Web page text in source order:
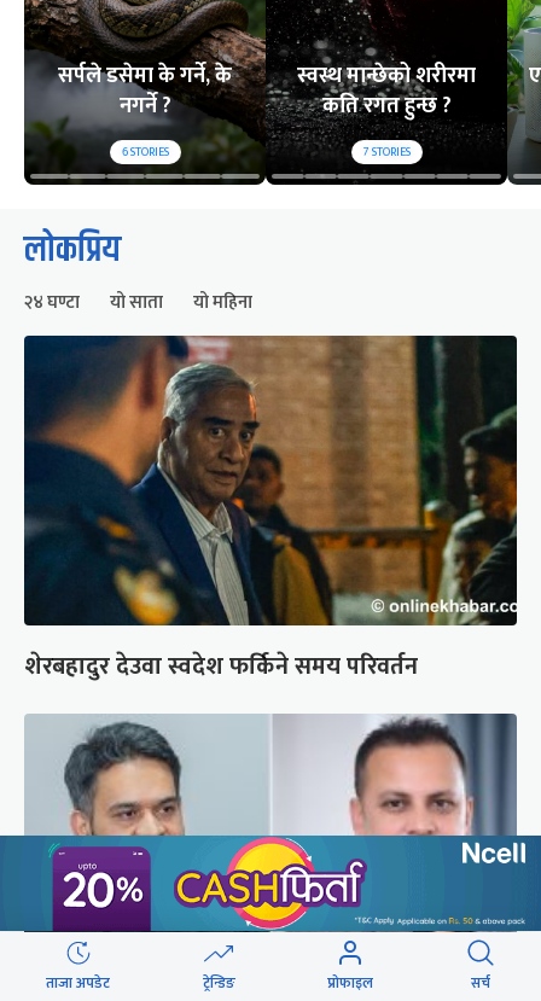
सर्पले डसेमा के गर्ने, के
नगर्ने ?
6STORIES
स्वस्थ मान्छेको शरीरमा
कति रगत हुन्छ ?
7STORIES
लोकप्रिय
२४ घण्टा यो साता यो महिना
शेरबहादुर देउवा स्वदेश फर्किने समय परिवर्तन
ताजा अपडेट ट्रेन्डिङ प्रोफाइल सर्च